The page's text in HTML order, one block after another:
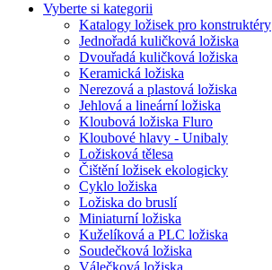
Vyberte si kategorii
Katalogy ložisek pro konstruktéry
Jednořadá kuličková ložiska
Dvouřadá kuličková ložiska
Keramická ložiska
Nerezová a plastová ložiska
Jehlová a lineární ložiska
Kloubová ložiska Fluro
Kloubové hlavy - Unibaly
Ložisková tělesa
Čištění ložisek ekologicky
Cyklo ložiska
Ložiska do bruslí
Miniaturní ložiska
Kuželíková a PLC ložiska
Soudečková ložiska
Válečková ložiska